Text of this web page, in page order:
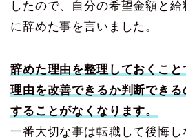
したので、自分の希望金額と
に辞めた事を言いました。
辞めた理由を整理しておくこ
理由を改善できるか判断でき
することがなくなります。
一番大切な事は転職して後悔し